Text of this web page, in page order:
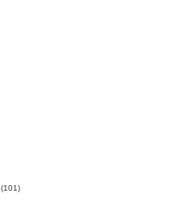
(101)